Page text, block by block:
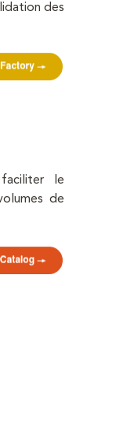
des
le
de